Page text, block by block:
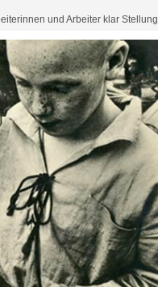
und Arbeiter klar
"Arbeit-
Arbeiter*innenjugendbewegung
bei den
Allende-Haus/SBZ in Oer-
Workshop könnt ihr in den im
an einer Teilnahme am
Ausschreibung erfolgt im Juni